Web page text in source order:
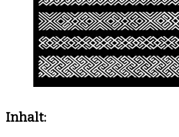
Inhalt: